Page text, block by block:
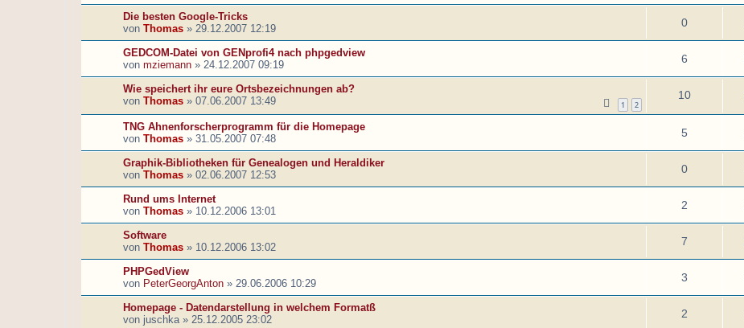
Die besten Google-Tricks
von Thomas » 29.12.2007 12:19 0
GEDCOM-Datei von GENprofi4 nach phpgedview
von mziemann » 24.12.2007 09:19 6
Wie speichert ihr eure Ortsbezeichnungen ab?
von Thomas » 07.06.2007 13:49 1 2
10
TNG Ahnenforscherprogramm für die Homepage
von Thomas » 31.05.2007 07:48 5
Graphik-Bibliotheken für Genealogen und Heraldiker
von Thomas » 02.06.2007 12:53 0
Rund ums Internet
von Thomas » 10.12.2006 13:01 2
Software
von Thomas » 10.12.2006 13:02 7
PHPGedView
von PeterGeorgAnton » 29.06.2006 10:29 3
Homepage - Datendarstellung in welchem Formatß
von juschka» 25.12.2005 23:02 2